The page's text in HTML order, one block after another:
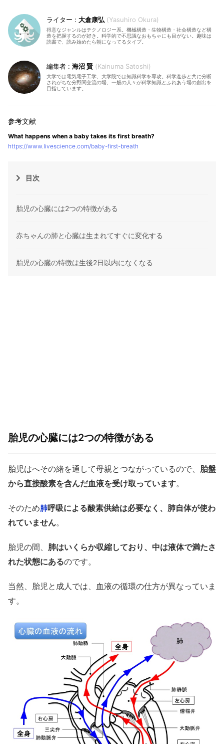
大倉康弘 Yasuhiro Okura
得意なジャンルはテクノロジー系。機械構造・生物構造・社会構造など構
造を把握するのが好き。科学的で不思議なおもちゃにも目がない。趣味は
読書で、読み始めたら朝になってるタイプ。
海沼 賢 Kainuma Satoshi
大学では電気電子工学、大学院では知識科学を専攻。科学進歩と共に分断
されがちな分野間交流の場、一般の人々が科学知識とふれあう場の創出を
目指しています。
What happens when a baby takes its first breath?
https://www.livescience.com/baby-first-breath
目次
胎児の心臓には2つの特徴がある
赤ちゃんの肺と心臓は生まれてすぐに変化する
胎児の心臓の特徴は生後2日以内になくなる
胎児の心臓には2つの特徴がある
胎児はへその緒を通して母親とつながっているので、 胎盤
から直接酸素を含んだ血液を受け取っています。
そのため肺呼吸による酸素供給は必要なく、肺自体が使わ
れていません。
胎児の間、 肺はいくらか収縮しており、中は液体で満たさ
れた状態にあるのです。
当然、胎児と成人では、血液の循環の仕方が異なっていま
す。